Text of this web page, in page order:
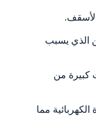
الذي يسبب
كبيرة من
مما